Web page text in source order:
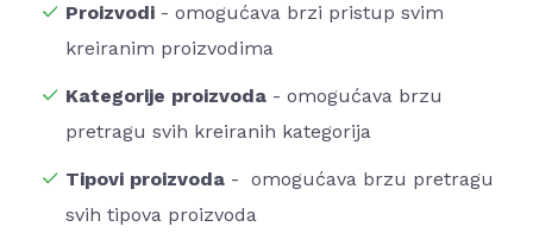
Proizvodi - omogućava brzi pristup svim
kreiranim proizvodima
Kategorije proizvoda - omogućava brzu
pretragu svih kreiranih kategorija
Tipovi proizvoda - omogućava brzu pretragu
svih tipova proizvoda